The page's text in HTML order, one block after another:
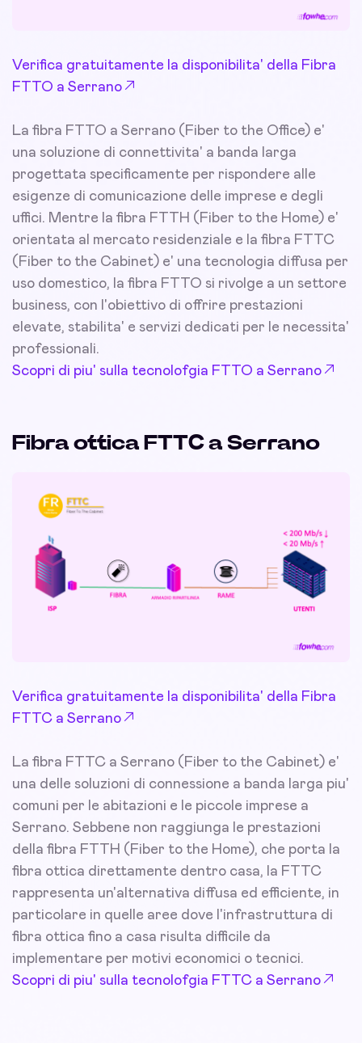
Verifica gratuitamente la disponibilita' della Fibra
FTTO a Serrano
La fibra FTTO a Serrano (Fiber to the Office) e'
una soluzione di connettivita' a banda larga
progettata specificamente per rispondere alle
esigenze di comunicazione delle imprese e degli
uffici. Mentre la fibra FTTH (Fiber to the Home) e'
orientata al mercato residenziale e la fibra FTTC
(Fiber to the Cabinet) e' una tecnologia diffusa per
uso domestico, la fibra FTTO si rivolge a un settore
business, con l'obiettivo di offrire prestazioni
elevate, stabilita' e servizi dedicati per le necessita'
professionali.
Scopri di piu' sulla tecnolofgia FTTO a Serrano
Fibra ottica FTTC a Serrano
Verifica gratuitamente la disponibilita' della Fibra
FTTC a Serrano
La fibra FTTC a Serrano (Fiber to the Cabinet) e'
una delle soluzioni di connessione a banda larga piu'
comuni per le abitazioni e le piccole imprese a
Serrano. Sebbene non raggiunga le prestazioni
della fibra FTTH (Fiber to the Home), che porta la
fibra ottica direttamente dentro casa, la FTTC
rappresenta un'alternativa diffusa ed efficiente, in
particolare in quelle aree dove l'infrastruttura di
fibra ottica fino a casa risulta difficile da
implementare per motivi economici o tecnici.
Scopri di piu' sulla tecnolofgia FTTC a Serrano